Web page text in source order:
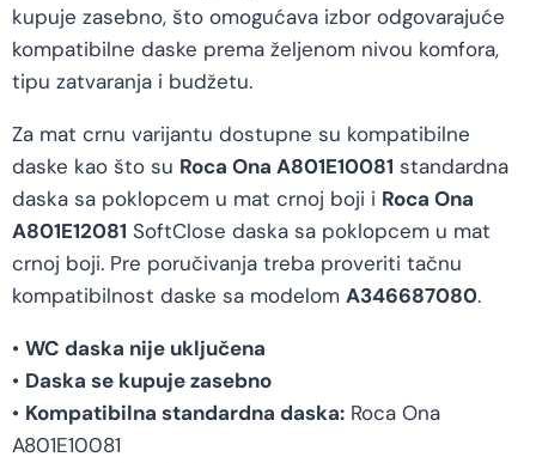
kupuje zasebno, što omogućava izbor odgovarajuće
kompatibilne daske prema željenom nivou komfora,
tipu zatvaranja i budžetu.
Za mat crnu varijantu dostupne su kompatibilne
daske kao što su Roca Ona A801E10081 standardna
daska sa poklopcem u mat crnoj boji i Roca Ona
A801E12081 SoftClose daska sa poklopcem u mat
crnoj boji. Pre poručivanja treba proveriti tačnu
kompatibilnost daske sa modelom A346687080.
• WC daska nije uključena
• Daska se kupuje zasebno
• Kompatibilna standardna daska: Roca Ona
A801E10081